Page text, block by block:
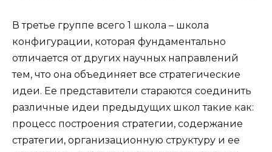
В третье группе всего 1 школа – школа
конфигурации, которая фундаментально
отличается от других научных направлений
тем, что она объединяет все стратегические
идеи. Ее представители стараются соединить
различные идеи предыдущих школ такие как:
процесс построения стратегии, содержание
стратегии, организационную структуру и ее